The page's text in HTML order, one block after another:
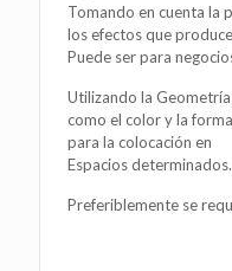
Tomando en cuenta la
los efectos que
Puede ser para
Utilizando la
como el color y la
para la colocación en
Espacios determinados.
Preferiblemente se